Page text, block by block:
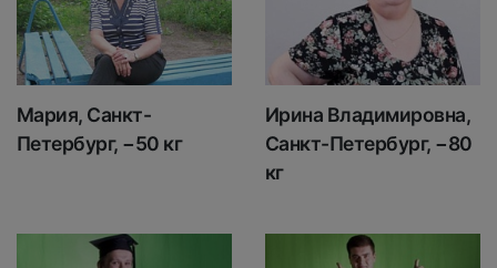
Мария, Санкт-
Петербург, −50 кг
Ирина Владимировна,
Санкт-Петербург, −80
кг